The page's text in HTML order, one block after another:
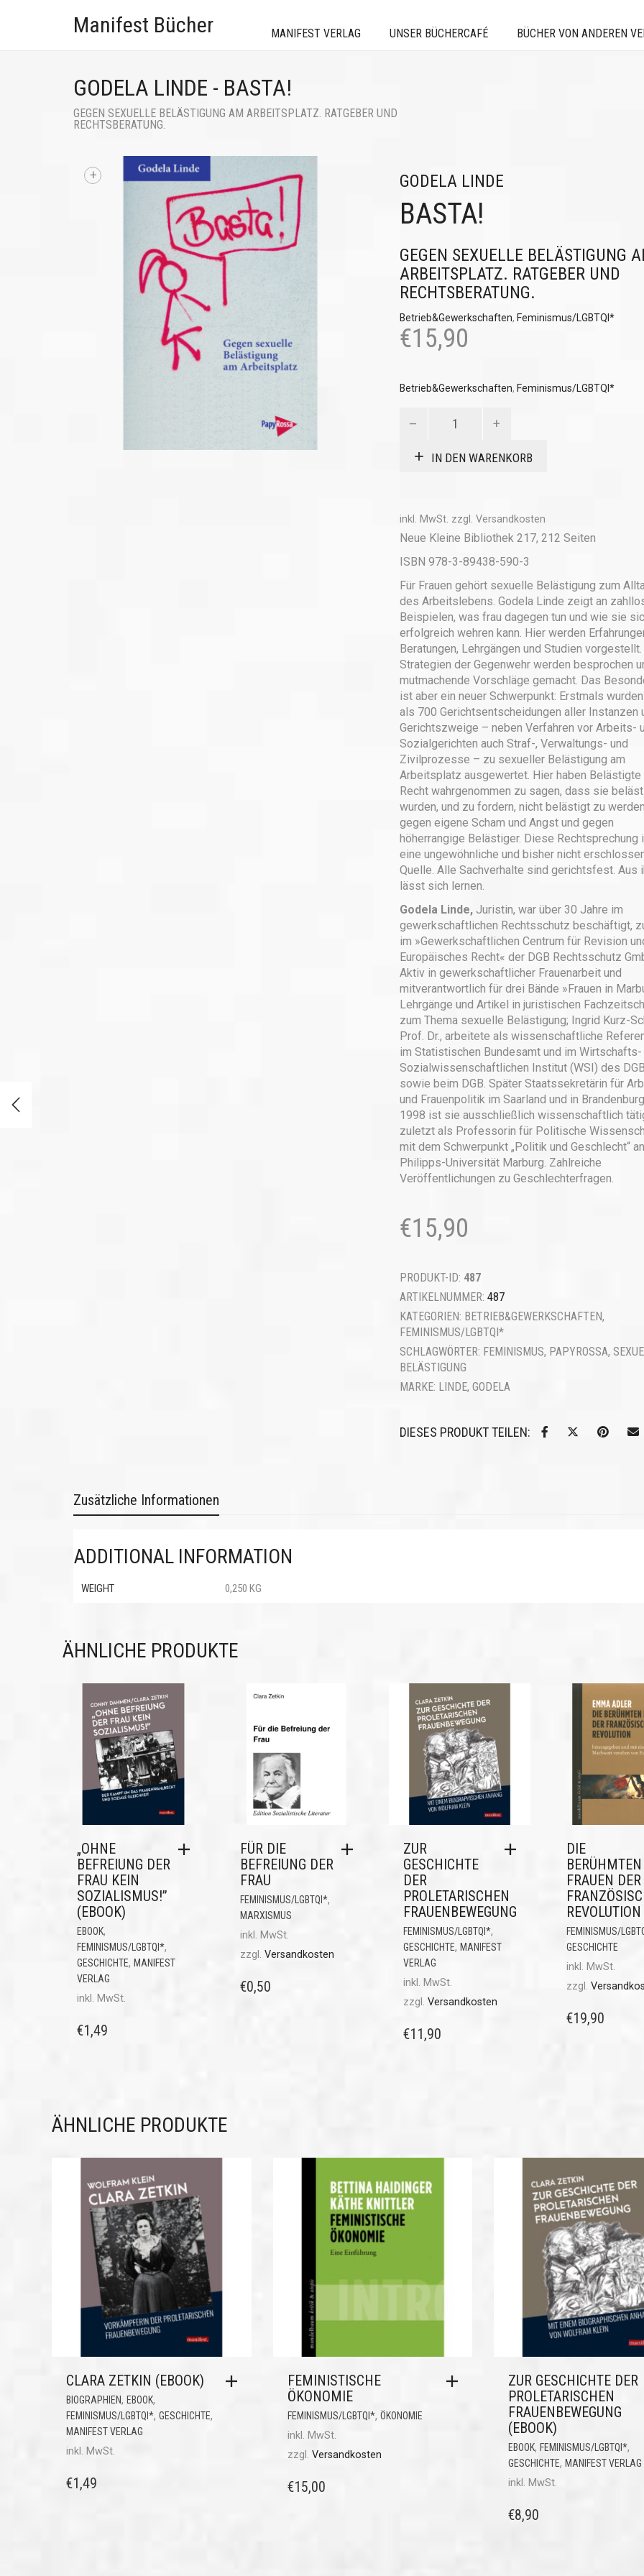
Manifest Bücher MANIFEST VERLAG UNSER BÜCHERCAFÉ BÜCHER VON ANDEREN
GODELA LINDE - BASTA!
GEGEN SEXUELLE BELÄSTIGUNG AM ARBEITSPLATZ. RATGEBER UND
RECHTSBERATUNG.
+ GODELA LINDE
BASTA!
GEGEN SEXUELLE BELÄSTIGUNG
ARBEITSPLATZ. RATGEBER UND
RECHTSBERATUNG.
Betrieb&Gewerkschaften, Feminismus/LGBTQI*
€15,90
Betrieb&Gewerkschaften, Feminismus/LGBTQI*
IN DEN WARENKORB
inkl. MwSt. zzgl. Versandkosten
Neue Kleine Bibliothek 217, 212 Seiten
ISBN 978-3-89438-590-3
Für Frauen gehört sexuelle Belästigung zum
des Arbeitslebens. Godela Linde zeigt an
Beispielen, was frau dagegen tun und wie sie
erfolgreich wehren kann. Hier werden
Beratungen, Lehrgängen und Studien vorgestellt.
Strategien der Gegenwehr werden besprochen
mutmachende Vorschläge gemacht. Das
ist aber ein neuer Schwerpunkt: Erstmals
als 700 Gerichts­entscheidungen aller Instanzen
Gerichtszweige – neben Verfahren vor Arbeits-
Sozialgerichten auch Straf-, Verwaltungs- und
Zivilprozesse – zu sexueller Belästigung am
Arbeitsplatz ausgewertet. Hier haben Belästigte
Recht wahrgenommen zu sagen, dass sie
wurden, und zu fordern, nicht belästigt zu
gegen eigene Scham und Angst und gegen
höherrangige Belästiger. Diese Rechtsprechung
eine ungewöhnliche und bisher nicht
Quelle. Alle Sachverhalte sind gerichtsfest. Aus
lässt sich lernen.
Godela Linde,Juristin, war über 30 Jahre im
gewerkschaftlichen Rechtsschutz beschäftigt,
im »Gewerkschaftlichen Centrum für Revision
Europäisches Recht« der DGB Rechtsschutz
Aktiv in gewerkschaftlicher Frauenarbeit und
mitverantwortlich für drei Bände »­Frauen in
Lehrgänge und Artikel in juristischen
zum Thema sexuelle Belästigung; Ingrid Kurz-
Prof. Dr., arbeitete als wissenschaftliche
im Statistischen Bundesamt und im Wirtschafts-
Sozialwissenschaftlichen Institut (WSI) des
sowie beim DGB. Später Staatssekretärin für
und Frauenpolitik im Saarland und in
1998 ist sie ausschließlich wissenschaftlich
zuletzt als Professorin für Politische
mit dem Schwerpunkt „Politik und Geschlecht“
Philipps-Universität Marburg. Zahlreiche
Veröffentlichungen zu Geschlechterfragen.
€15,90
PRODUKT-ID: 487
ARTIKELNUMMER: 487
KATEGORIEN: BETRIEB&GEWERKSCHAFTEN,
FEMINISMUS/LGBTQI*
SCHLAGWÖRTER: FEMINISMUS, PAPYROSSA,
BELÄSTIGUNG
MARKE: LINDE, GODELA
DIESES PRODUKT TEILEN:
Zusätzliche Informationen
ADDITIONAL INFORMATION
WEIGHT 0,250 KG
ÄHNLICHE PRODUKTE
„OHNE
BEFREIUNG DER
FRAU KEIN
SOZIALISMUS!”
(EBOOK)
EBOOK,
FEMINISMUS/LGBTQI*,
GESCHICHTE, MANIFEST
VERLAG
inkl. MwSt.
€1,49
FÜR DIE
BEFREIUNG DER
FRAU
FEMINISMUS/LGBTQI*,
MARXISMUS
inkl. MwSt.
zzgl. Versandkosten
€0,50
ZUR
GESCHICHTE
DER
PROLETARISCHEN
FRAUENBEWEGUNG
FEMINISMUS/LGBTQI*,
GESCHICHTE, MANIFEST
VERLAG
inkl. MwSt.
zzgl. Versandkosten
€11,90
DIE
BERÜHMTEN
FRAUEN DER
REVOLUTION
FEMINISMUS/
GESCHICHTE
inkl. MwSt.
zzgl.
€19,90
ÄHNLICHE PRODUKTE
CLARA ZETKIN (EBOOK)
BIOGRAPHIEN, EBOOK,
FEMINISMUS/LGBTQI*, GESCHICHTE,
MANIFEST VERLAG
inkl. MwSt.
€1,49
FEMINISTISCHE
ÖKONOMIE
FEMINISMUS/LGBTQI*, ÖKONOMIE
inkl. MwSt.
zzgl. Versandkosten
€15,00
ZUR GESCHICHTE DER
PROLETARISCHEN
FRAUENBEWEGUNG
(EBOOK)
EBOOK, FEMINISMUS/LGBTQI*,
GESCHICHTE, MANIFEST VERLAG
inkl. MwSt.
€8,90